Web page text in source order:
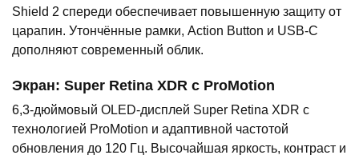
Shield 2 спереди обеспечивает повышенную защиту от
царапин. Утончённые рамки, Action Button и USB-C
дополняют современный облик.
Экран: Super Retina XDR с ProMotion
6,3-дюймовый OLED-дисплей Super Retina XDR с
технологией ProMotion и адаптивной частотой
обновления до 120 Гц. Высочайшая яркость, контраст и